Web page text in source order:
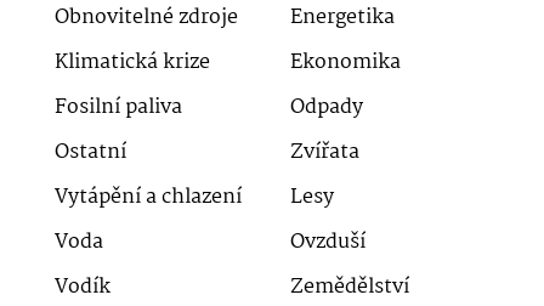
Obnovitelné zdroje
Energetika
Klimatická krize
Ekonomika
Fosilní paliva
Odpady
Ostatní
Zvířata
Vytápění a chlazení
Lesy
Voda
Ovzduší
Vodík
Zemědělství